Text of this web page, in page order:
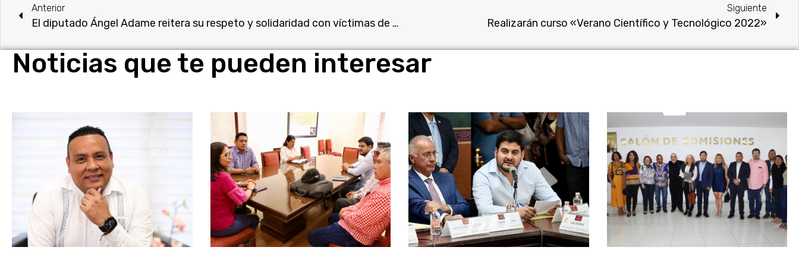
Anterior
El diputado Ángel Adame reitera su respeto y solidaridad con víctimas de desaparición y sus familias
Siguiente
Realizarán curso «Verano Científico y Tecnológico 2022»
Noticias que te pueden interesar